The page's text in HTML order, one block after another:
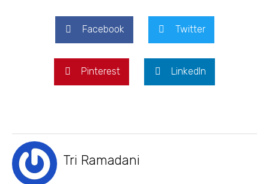
Facebook Twitter
Pinterest LinkedIn
Tri Ramadani